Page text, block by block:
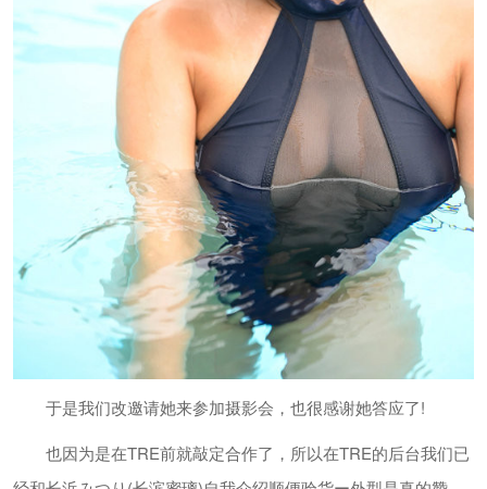
于是我们改邀请她来参加摄影会，也很感谢她答应了!
也因为是在TRE前就敲定合作了，所以在TRE的后台我们已